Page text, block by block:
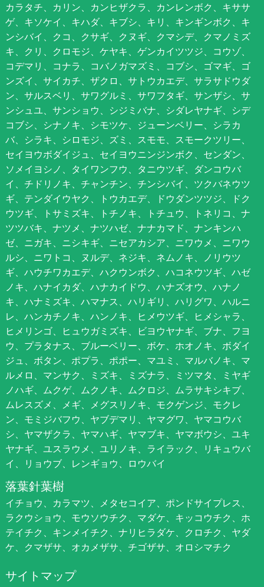
カラタチ、カリン、カンヒザクラ、カンレンボク、キササ
ゲ、キソケイ、キハダ、キブシ、キリ、キンギンボク、キ
ンシバイ、クコ、クサギ、クヌギ、クマシデ、クマノミズ
キ、クリ、クロモジ、ケヤキ、ゲンカイツツジ、コウゾ、
コデマリ、コナラ、コバノガマズミ、コブシ、ゴマギ、ゴ
ンズイ、サイカチ、ザクロ、サトウカエデ、サラサドウダ
ン、サルスベリ、サワグルミ、サワフタギ、サンザシ、サ
ンシュユ、サンショウ、シジミバナ、シダレヤナギ、シデ
コブシ、シナノキ、シモツケ、ジューンベリー、シラカ
バ、シラキ、シロモジ、ズミ、スモモ、スモークツリー、
セイヨウボダイジュ、セイヨウニンジンボク、センダン、
ソメイヨシノ、タイワンフウ、タニウツギ、ダンコウバ
イ、チドリノキ、チャンチン、チンシバイ、ツクバネウツ
ギ、テンダイウヤク、トウカエデ、ドウダンツツジ、ドク
ウツギ、トサミズキ、トチノキ、トチュウ、トネリコ、ナ
ツツバキ、ナツメ、ナツハゼ、ナナカマド、ナンキンハ
ゼ、ニガキ、ニシキギ、ニセアカシア、ニワウメ、ニワウ
ルシ、ニワトコ、ヌルデ、ネジキ、ネムノキ、ノリウツ
ギ、ハウチワカエデ、ハクウンボク、ハコネウツギ、ハゼ
ノキ、ハナイカダ、ハナカイドウ、ハナズオウ、ハナノ
キ、ハナミズキ、ハマナス、ハリギリ、ハリグワ、ハルニ
レ、ハンカチノキ、ハンノキ、ヒメウツギ、ヒメシャラ、
ヒメリンゴ、ヒュウガミズキ、ビヨウヤナギ、ブナ、フヨ
ウ、プラタナス、ブルーベリー、ボケ、ホオノキ、ボダイ
ジュ、ボタン、ポプラ、ポポー、マユミ、マルバノキ、マ
ルメロ、マンサク、ミズキ、ミズナラ、ミツマタ、ミヤギ
ノハギ、ムクゲ、ムクノキ、ムクロジ、ムラサキシキブ、
ムレスズメ、メギ、メグスリノキ、モクゲンジ、モクレ
ン、モミジバフウ、ヤブデマリ、ヤマグワ、ヤマコウバ
シ、ヤマザクラ、ヤマハギ、ヤマブキ、ヤマボウシ、ユキ
ヤナギ、ユスラウメ、ユリノキ、ライラック、リキュウバ
イ、リョウブ、レンギョウ、ロウバイ
落葉針葉樹
イチョウ、カラマツ、メタセコイア、ポンドサイプレス、
ラクウショウ、モウソウチク、マダケ、キッコウチク、ホ
テイチク、キンメイチク、ナリヒラダケ、クロチク、ヤダ
ケ、クマザサ、オカメザサ、チゴザサ、オロシマチク
サイトマップ